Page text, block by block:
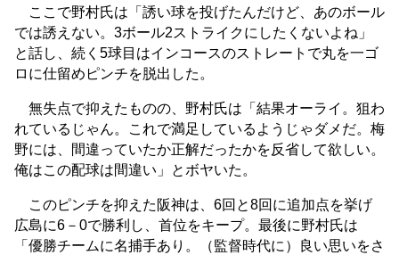
ここで野村氏は「誘い球を投げたんだけど、あのボール
では誘えない。3ボール2ストライクにしたくないよね」
と話し、続く5球目はインコースのストレートで丸を一ゴ
ロに仕留めピンチを脱出した。
無失点で抑えたものの、野村氏は「結果オーライ。狙わ
れているじゃん。これで満足しているようじゃダメだ。梅
野には、間違っていたか正解だったかを反省して欲しい。
俺はこの配球は間違い」とボヤいた。
このピンチを抑えた阪神は、6回と8回に追加点を挙げ
広島に6－0で勝利し、首位をキープ。最後に野村氏は
「優勝チームに名捕手あり。（監督時代に）良い思いをさ